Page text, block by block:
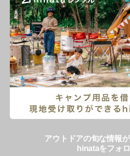
アウトドアの旬な情報
hinataをフォ